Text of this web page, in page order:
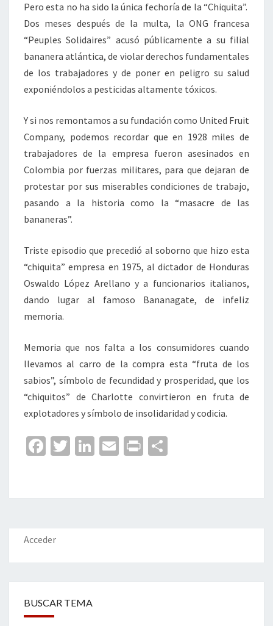
Pero esta no ha sido la única fechoría de la “Chiquita”.
Dos meses después de la multa, la ONG francesa
“Peuples Solidaires” acusó públicamente a su filial
bananera atlántica, de violar derechos fundamentales
de los trabajadores y de poner en peligro su salud
exponiéndolos a pesticidas altamente tóxicos.
Y si nos remontamos a su fundación como United Fruit
Company, podemos recordar que en 1928 miles de
trabajadores de la empresa fueron asesinados en
Colombia por fuerzas militares, para que dejaran de
protestar por sus miserables condiciones de trabajo,
pasando a la historia como la “masacre de las
bananeras”.
Triste episodio que precedió al soborno que hizo esta
“chiquita” empresa en 1975, al dictador de Honduras
Oswaldo López Arellano y a funcionarios italianos,
dando lugar al famoso Bananagate, de infeliz
memoria.
Memoria que nos falta a los consumidores cuando
llevamos al carro de la compra esta “fruta de los
sabios”, símbolo de fecundidad y prosperidad, que los
“chiquitos” de Charlotte convirtieron en fruta de
explotadores y símbolo de insolidaridad y codicia.
Fa
o
o
k
T
er
Li
dI
n
E
l
Pr
p
ar
Acceder
BUSCAR TEMA